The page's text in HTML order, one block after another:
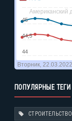
ПОПУЛЯРНЫЕ ТЕГИ
СТРОИТЕЛЬСТВО